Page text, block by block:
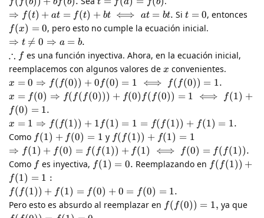
⇒ f(t) + at = f(t) + bt ⟺ at = bt. Si t = 0, entonces
f(x) = 0, pero esto no cumple la ecuación inicial.
⇒ t 
= 0 ⇒ a = b.
∴ fes una función inyectiva. Ahora, en la ecuación inicial,
reemplacemos con algunos valores de x convenientes.
x = 0 ⇒ f( f(0)) + 0 f(0) = 1 ⟺ f( f(0)) = 1.
x = f(0) ⇒ f( f( f(0))) + f(0) f( f(0)) = 1 ⟺ f(1) +
f(0) = 1.
x = 1 ⇒ f( f(1)) + 1 f(1) = 1 = f( f(1)) + f(1) = 1.
Como f(1) + f(0) = 1 y f( f(1)) + f(1) = 1
⇒ f(1) + f(0) = f( f(1)) + f(1) ⟺ f(0) = f( f(1)).
Como fes inyectiva, f(1) = 0. Reemplazando en f( f(1)) +
f(1) = 1 :
f( f(1)) + f(1) = f(0) + 0 = f(0) = 1.
Pero esto es absurdo al reemplazar en f( f(0)) = 1, ya que